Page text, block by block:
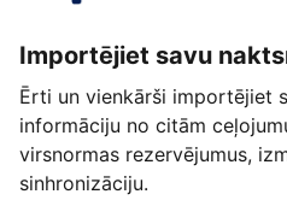
Importējiet savu
Ērti un vienkārši importējiet
informāciju no citām
virsnormas rezervējumus,
sinhronizāciju.